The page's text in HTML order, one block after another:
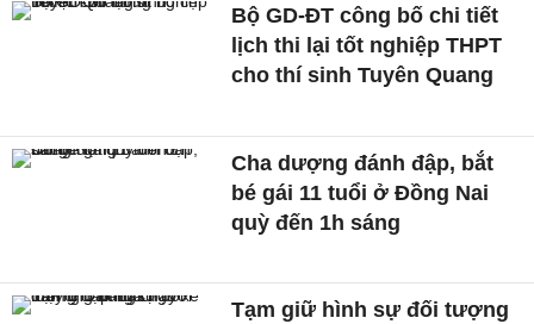
Bộ GD-ĐT công bố chi tiết
lịch thi lại tốt nghiệp THPT
cho thí sinh Tuyên Quang
Cha dượng đánh đập, bắt
bé gái 11 tuổi ở Đồng Nai
quỳ đến 1h sáng
Tạm giữ hình sự đối tượng